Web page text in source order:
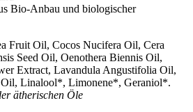
Bio-Anbau und biologischer
Fruit Oil, Cocos Nucifera Oil, Cera
Seed Oil, Oenothera Biennis Oil,
Extract, Lavandula Angustifolia Oil,
Linalool*, Limonene*, Geraniol*.
ätherischen Öle